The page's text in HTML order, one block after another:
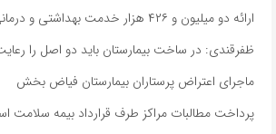
ارائه دو میلیون و ۴۲۶ هزار خدمت بهداشتی و درمانی به زائران
ظفرقندی: در ساخت بیمارستان باید دو اصل را
ماجرای اعتراض پرستاران بیمارستان فیاض بخش
پرداخت مطالبات مراکز طرف قرارداد بیمه سلامت